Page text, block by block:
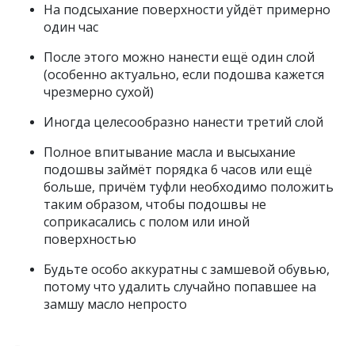
На подсыхание поверхности уйдёт примерно
один час
После этого можно нанести ещё один слой
(особенно актуально, если подошва кажется
чрезмерно сухой)
Иногда целесообразно нанести третий слой
Полное впитывание масла и высыхание
подошвы займёт порядка 6 часов или ещё
больше, причём туфли необходимо положить
таким образом, чтобы подошвы не
соприкасались с полом или иной
поверхностью
Будьте особо аккуратны с замшевой обувью,
потому что удалить случайно попавшее на
замшу масло непросто